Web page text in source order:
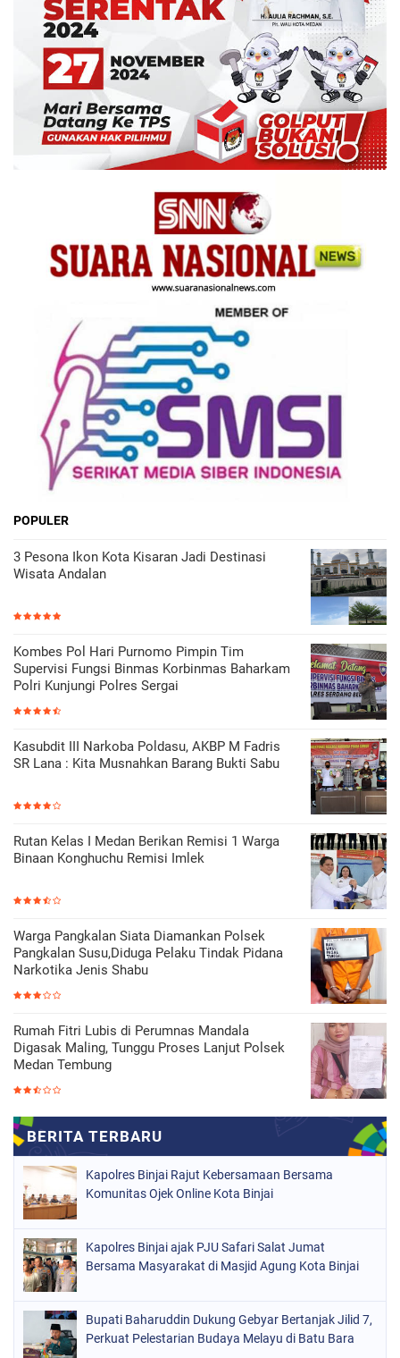
POPULER
3 Pesona Ikon Kota Kisaran Jadi Destinasi
Wisata Andalan
Kombes Pol Hari Purnomo Pimpin Tim
Supervisi Fungsi Binmas Korbinmas Baharkam
Polri Kunjungi Polres Sergai
Kasubdit III Narkoba Poldasu, AKBP M Fadris
SR Lana : Kita Musnahkan Barang Bukti Sabu
Rutan Kelas I Medan Berikan Remisi 1 Warga
Binaan Konghuchu Remisi Imlek
Warga Pangkalan Siata Diamankan Polsek
Pangkalan Susu,Diduga Pelaku Tindak Pidana
Narkotika Jenis Shabu
Rumah Fitri Lubis di Perumnas Mandala
Digasak Maling, Tunggu Proses Lanjut Polsek
Medan Tembung
Kapolres Binjai Rajut Kebersamaan Bersama
Komunitas Ojek Online Kota Binjai
Kapolres Binjai ajak PJU Safari Salat Jumat
Bersama Masyarakat di Masjid Agung Kota Binjai
Bupati Baharuddin Dukung Gebyar Bertanjak Jilid 7,
Perkuat Pelestarian Budaya Melayu di Batu Bara